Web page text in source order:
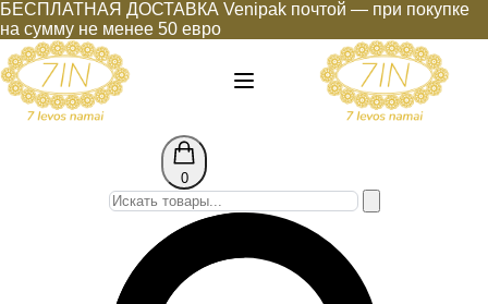
БЕСПЛАТНАЯ ДОСТАВКА Venipak почтой — при покупке
на сумму не менее 50 евро
0